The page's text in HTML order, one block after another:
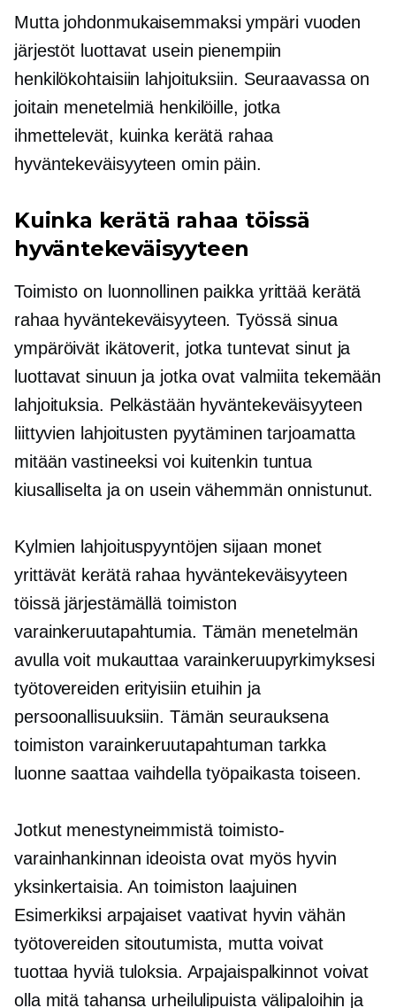
Mutta johdonmukaisemmaksiympäri vuoden
järjestöt luottavat usein pienempiin
henkilökohtaisiin lahjoituksiin. Seuraavassa on
joitain menetelmiä henkilöille, jotka
ihmettelevät, kuinka kerätä rahaa
hyväntekeväisyyteen omin päin.
Kuinka kerätä rahaa töissä
hyväntekeväisyyteen
Toimisto on luonnollinen paikka yrittää kerätä
rahaa hyväntekeväisyyteen. Työssä sinua
ympäröivät ikätoverit, jotka tuntevat sinut ja
luottavat sinuun ja jotka ovat valmiita tekemään
lahjoituksia. Pelkästään hyväntekeväisyyteen
liittyvien lahjoitusten pyytäminen tarjoamatta
mitään vastineeksi voi kuitenkin tuntua
kiusalliselta ja on usein vähemmän onnistunut.
Kylmien lahjoituspyyntöjen sijaan monet
yrittävät kerätä rahaa hyväntekeväisyyteen
töissä järjestämällä toimiston
varainkeruutapahtumia. Tämän menetelmän
avulla voit mukauttaa varainkeruupyrkimyksesi
työtovereiden erityisiin etuihin ja
persoonallisuuksiin. Tämän seurauksena
toimiston varainkeruutapahtuman tarkka
luonne saattaa vaihdella työpaikasta toiseen.
Jotkut menestyneimmistä toimisto-
varainhankinnan ideoista ovat myös hyvin
yksinkertaisia. Antoimiston laajuinen
Esimerkiksi arpajaiset vaativat hyvin vähän
työtovereiden sitoutumista, mutta voivat
tuottaa hyviä tuloksia. Arpajaispalkinnot voivat
olla mitä tahansa urheilulipuista välipaloihin ja